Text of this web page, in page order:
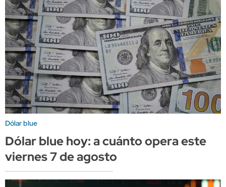
Dólar blue
Dólar blue hoy: a cuánto opera este
viernes 7 de agosto